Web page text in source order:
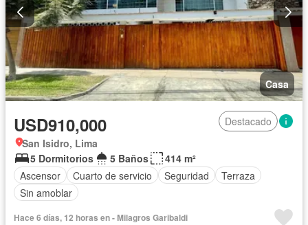
Casa
USD910,000
Destacado
San Isidro, Lima
5 Dormitorios
5 Baños
414 m²
Ascensor
Cuarto de servicio Seguridad
Terraza
Sin amoblar
Hace 6 días, 12 horas en - Milagros Garibaldi